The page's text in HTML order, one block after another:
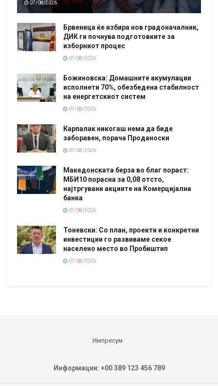
07/08/2026
Брвеница ќе избира нов градоначалник,
ДИК ги почнува подготовките за
изборниот процес
07/08/2026
Божиновска: Домашните акумулации
исполнети 70%, обезбедена стабилност
на енергетскиот систем
07/08/2026
Карпалак никогаш нема да биде
заборавен, порача Проданоски
07/08/2026
Македонската берза во благ пораст:
МБИ10 порасна за 0,08 отсто,
најтргувани акциите на Комерцијална
банка
07/08/2026
Тоневски: Со план, проекти и конкретни
инвестиции го развиваме секое
населено место во Пробиштип
07/08/2026
Импресум
Информации: +00 389 123 456 789